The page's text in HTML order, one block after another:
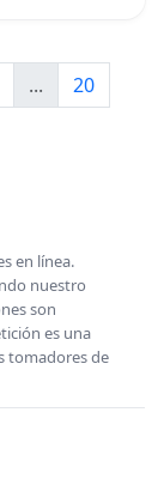
...
20
en línea.
nuestro
son
es una
tomadores de